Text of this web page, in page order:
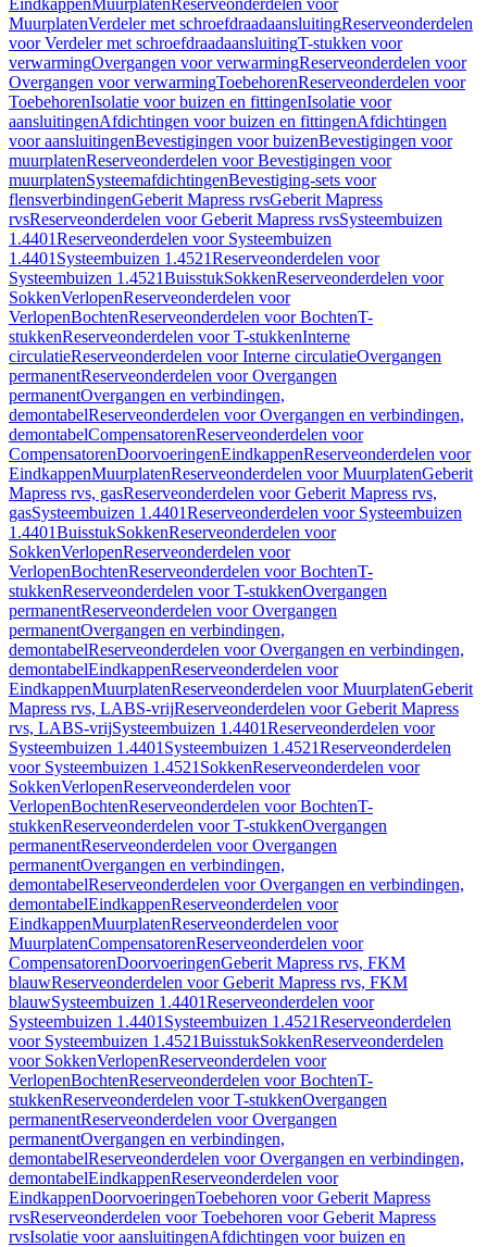
EindkappenMuurplatenReserveonderdelen voor
MuurplatenVerdeler met schroefdraadaansluitingReserveonderdelen
voor Verdeler met schroefdraadaansluitingT-stukken voor
verwarmingOvergangen voor verwarmingReserveonderdelen voor
Overgangen voor verwarmingToebehorenReserveonderdelen voor
ToebehorenIsolatie voor buizen en fittingenIsolatie voor
aansluitingenAfdichtingen voor buizen en fittingenAfdichtingen
voor aansluitingenBevestigingen voor buizenBevestigingen voor
muurplatenReserveonderdelen voor Bevestigingen voor
muurplatenSysteemafdichtingenBevestiging-sets voor
flensverbindingenGeberit Mapress rvsGeberit Mapress
rvsReserveonderdelen voor Geberit Mapress rvsSysteembuizen
1.4401Reserveonderdelen voor Systeembuizen
1.4401 Systeembuizen 1.4521Reserveonderdelen voor
Systeembuizen 1.4521BuisstukSokkenReserveonderdelen voor
SokkenVerlopenReserveonderdelen voor
VerlopenBochtenReserveonderdelen voor BochtenT-
stukkenReserveonderdelen voor T-stukkenInterne
circulatieReserveonderdelen voor Interne circulatieOvergangen
permanentReserveonderdelen voor Overgangen
permanentOvergangen en verbindingen,
demontabelReserveonderdelen voor Overgangen en verbindingen,
demontabelCompensatorenReserveonderdelen voor
CompensatorenDoorvoeringenEindkappenReserveonderdelen voor
EindkappenMuurplatenReserveonderdelen voor MuurplatenGeberit
Mapress rvs, gasReserveonderdelen voor Geberit Mapress rvs,
gasSysteembuizen 1.4401Reserveonderdelen voor Systeembuizen
1.4401BuisstukSokkenReserveonderdelen voor
SokkenVerlopenReserveonderdelen voor
VerlopenBochtenReserveonderdelen voor BochtenT-
stukkenReserveonderdelen voor T-stukkenOvergangen
permanentReserveonderdelen voor Overgangen
permanentOvergangen en verbindingen,
demontabelReserveonderdelen voor Overgangen en verbindingen,
demontabelEindkappenReserveonderdelen voor
EindkappenMuurplatenReserveonderdelen voor MuurplatenGeberit
Mapress rvs, LABS-vrijReserveonderdelen voor Geberit Mapress
rvs, LABS-vrijSysteembuizen 1.4401Reserveonderdelen voor
Systeembuizen 1.4401 Systeembuizen 1.4521Reserveonderdelen
voor Systeembuizen 1.4521 SokkenReserveonderdelen voor
SokkenVerlopenReserveonderdelen voor
VerlopenBochtenReserveonderdelen voor BochtenT-
stukkenReserveonderdelen voor T-stukkenOvergangen
permanentReserveonderdelen voor Overgangen
permanentOvergangen en verbindingen,
demontabelReserveonderdelen voor Overgangen en verbindingen,
demontabelEindkappenReserveonderdelen voor
EindkappenMuurplatenReserveonderdelen voor
MuurplatenCompensatorenReserveonderdelen voor
CompensatorenDoorvoeringenGeberit Mapress rvs, FKM
blauwReserveonderdelen voor Geberit Mapress rvs, FKM
blauwSysteembuizen 1.4401Reserveonderdelen voor
Systeembuizen 1.4401 Systeembuizen 1.4521Reserveonderdelen
voor Systeembuizen 1.4521BuisstukSokkenReserveonderdelen
voor SokkenVerlopenReserveonderdelen voor
VerlopenBochtenReserveonderdelen voor BochtenT-
stukkenReserveonderdelen voor T-stukkenOvergangen
permanentReserveonderdelen voor Overgangen
permanentOvergangen en verbindingen,
demontabelReserveonderdelen voor Overgangen en verbindingen,
demontabelEindkappenReserveonderdelen voor
EindkappenDoorvoeringenToebehoren voor Geberit Mapress
rvsReserveonderdelen voor Toebehoren voor Geberit Mapress
rvsIsolatie voor aansluitingenAfdichtingen voor buizen en